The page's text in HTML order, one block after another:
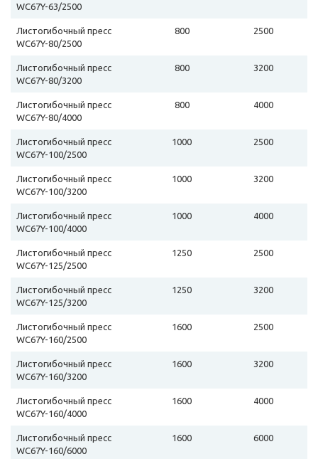
WC67Y-63/2500
Листогибочный пресс
WC67Y-80/2500
800 2500
Листогибочный пресс
WC67Y-80/3200
800 3200
Листогибочный пресс
WC67Y-80/4000
800 4000
Листогибочный пресс
WC67Y-100/2500
1000 2500
Листогибочный пресс
WC67Y-100/3200
1000 3200
Листогибочный пресс
WC67Y-100/4000
1000 4000
Листогибочный пресс
WC67Y-125/2500
1250 2500
Листогибочный пресс
WC67Y-125/3200
1250 3200
Листогибочный пресс
WC67Y-160/2500
1600 2500
Листогибочный пресс
WC67Y-160/3200
1600 3200
Листогибочный пресс
WC67Y-160/4000
1600 4000
Листогибочный пресс
WC67Y-160/6000
1600 6000